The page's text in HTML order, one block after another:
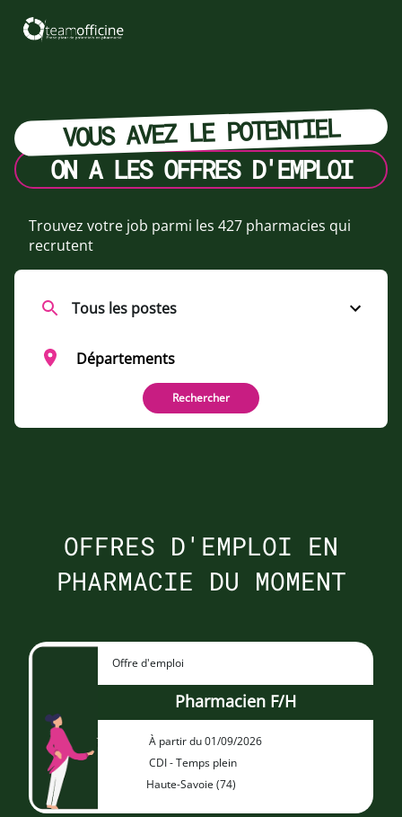
VOUS AVEZ LE POTENTIEL
ON A LES OFFRES D'EMPLOI
Trouvez votre job parmi les 427 pharmacies qui
recrutent
Rechercher
OFFRES D'EMPLOI EN
PHARMACIE DU MOMENT
Offre d'emploi
Pharmacien F/H
À partir du 01/09/2026
CDI - Temps plein
Haute-Savoie (74)